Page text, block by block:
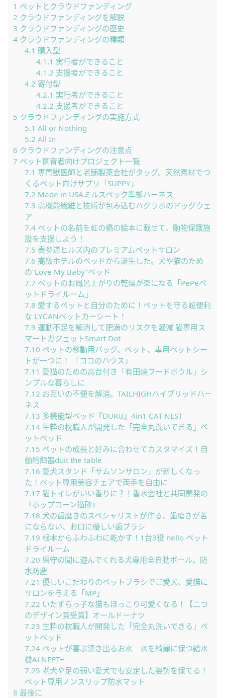
1 ペットとクラウドファンディング
2 クラウドファンディングを解説
3 クラウドファンディングの歴史
4 クラウドファンディングの種類
4.1 購入型
4.1.1 実行者ができること
4.1.2 支援者ができること
4.2 寄付型
4.2.1 実行者ができること
4.2.2 支援者ができること
5 クラウドファンディングの実施方式
5.1 All or Nothing
5.2 All In
6 クラウドファンディングの注意点
7 ペット飼育者向けプロジェクト一覧
7.1 専門獣医師と老舗製薬会社がタッグ。天然素材でつ
くるペット向けサプリ「SUPPY」
7.2 Made in USAミルスペック準拠ハーネス
7.3 高機能繊維と技術が包み込むハグラボのドッグウェ
ア
7.4ペットの名前を虹の橋の絵本に載せて、動物保護施
設を支援しよう！
7.5 表参道ヒルズ内のプレミアムペットサロン
7.6 高級ホテルのベッドから誕生した。犬や猫のため
の”Love My Baby”ベッド
7.7 ペットのお風呂上がりの乾燥が楽になる「PePeペ
ットドライルーム」
7.8 愛するペットと自分のために！ペットを守る超便利
な LYCANペットカーシート！
7.9 運動不足を解消して肥満のリスクを軽減 猫専用ス
マートガジェットSmart Dot
7.10 ペットの移動用バッグ、ベット、車用ペットシー
トが一つに！ 「ココのハウス」
7.11 愛猫のための高台付き「有田焼フードボウル」シ
ンプルな暮らしに
7.12 お互いの不便を解消。TAILHIGHハイブリッドハー
ネス
7.13 多機能型ベッド『DUKU』4in1 CAT NEST
7.14生粋の枕職人が開発した「完全丸洗いできる」ペ
ットベッド
7.15 ペットの成長と好みに合わせてカスタマイズ！自
動給餌器duit the table
7.16 愛犬スタンド「サムソンサロン」が新しくなっ
た！ペット専用美容チェアで両手を自由に
7.17 猫トイレがいい香りに？！香水会社と共同開発の
『ポップコーン猫砂』
7.18 犬の歯磨きのスペシャリストが作る、歯磨きが苦
にならない、お口に優しい歯ブラシ
7.19 根本からふわふわに乾かす！1台3役 nello ペット
ドライルーム
7.20 留守の間に遊んでくれる犬専用全自動ボール。防
水防塵
7.21 優しいこだわりのペットブラシでご愛犬、愛猫に
サロンを与える「MP」
7.22 いたずらっ子な猫もほっこり可愛くなる！【二つ
のデザイン賞受賞】オールドーナツ
7.23 生粋の枕職人が開発した「完全丸洗いできる」ペ
ットベッド
7.24ペットが喜ぶ湧き出るお水 水を綺麗に保つ給水
機ALNPET+
7.25 老犬や足の弱い愛犬でも安定した姿勢を保てる！
ペット専用ノンスリップ防水マット
8 最後に